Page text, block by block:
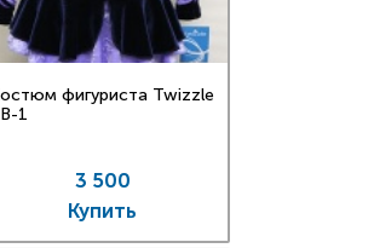
фигуриста Twizzle
1
3 500
Купить